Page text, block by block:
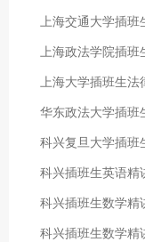
上海交通大学插
上海政法学院插
上海大学插班生
华东政法大学插班
科兴复旦大学插班
科兴插班生英语精
科兴插班生数学精
科兴插班生数学精